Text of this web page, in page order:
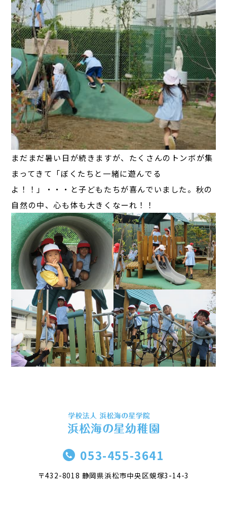
まだまだ暑い日が続きますが、たくさんのトンボが集
まってきて「ぼくたちと一緒に遊んでる
よ！！」・・・と子どもたちが喜んでいました。秋の
自然の中、心も体も大きくなーれ！！
053-455-3641
〒432-8018 静岡県浜松市中央区蜆塚3-14-3